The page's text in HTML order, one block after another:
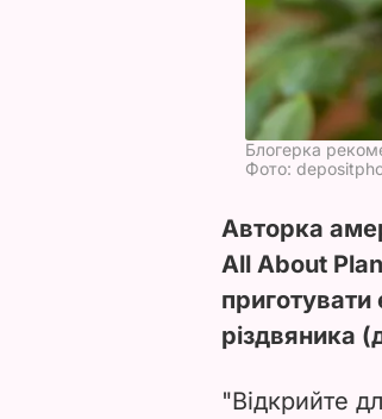
Блогерка
Фото:
Авторка
All About
різдвяника
"Відкрийте